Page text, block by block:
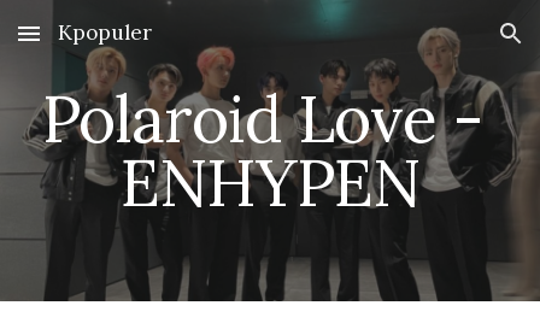
Skip to main content Skip to navigation
Kpopuler
Polaroid Love -
ENHYPEN